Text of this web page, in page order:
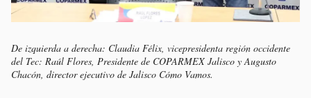
De izquierda a derecha: Claudia Félix, vicepresidenta región occidente
del Tec: Raúl Flores, Presidente de COPARMEX Jalisco y Augusto
Chacón, director ejecutivo de Jalisco Cómo Vamos.